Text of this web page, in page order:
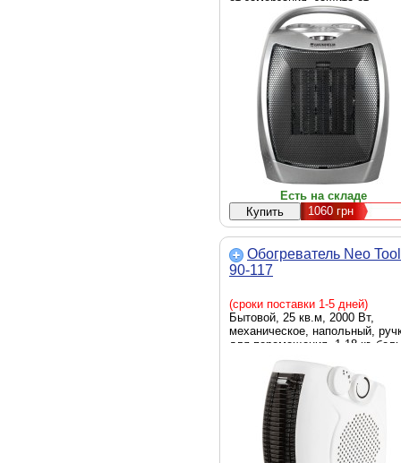
перегрева, защита от ожогов,
термостат, 1.35 кг,
тепловентилятор
Есть на складе
1060 грн
Обогреватель Neo
90-117
(сроки поставки 1-5 дней)
Бытовой, 25 кв.м, 2000 Вт,
механическое, напольный,
для перемещения, 1.18 кг,
тепловентилятор